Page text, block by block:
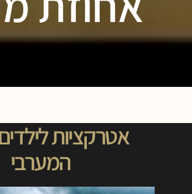
אטרקציות
המערבי